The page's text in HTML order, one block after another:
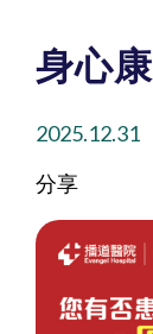
身心
2025.12.31
分享